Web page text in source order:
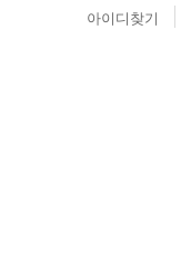
아이디찾기